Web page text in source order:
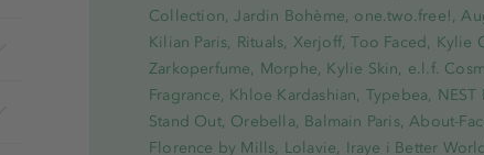
Collection, Jardin Bohème, one.two.free!,
Kilian Paris, Rituals, Xerjoff, Too Faced, Kylie
Zarkoperfume, Morphe, Kylie Skin, e.l.f.
Fragrance, Khloe Kardashian, Typebea,
Stand Out, Orebella, Balmain Paris, About-
Florence by Mills, Lolavie, Iraye i Better